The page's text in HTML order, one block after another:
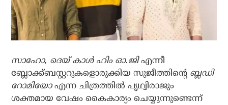
സാഹോ, ദെയ് കാള്‍ ഹിം ഓ.ജിഎന്നീ
ബ്ലോക്ക്ബസ്റ്ററുകളൊരുക്കിയ സുജീത്തിന്റെ ബ്ലഡി
റോമിയോഎന്ന ചിത്രത്തില്‍ പൃഥ്വിരാജും
ശക്തമായ വേഷം കൈകാര്യം ചെയ്യുന്നുണ്ടെന്ന്